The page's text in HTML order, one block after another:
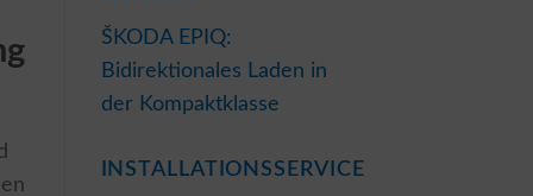
ŠKODA EPIQ:
Bidirektionales Laden in
der Kompaktklasse
INSTALLATIONSSERVICE